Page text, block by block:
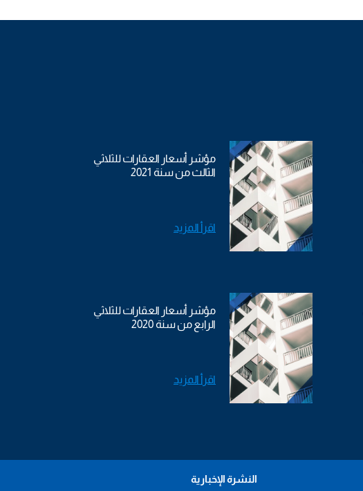
مؤشر أسعار العقارات للثلاثي
الثالث من سنة 2021
اقرأ المزيد
مؤشر أسعار العقارات للثلاثي
الرابع من سنة 2020
اقرأ المزيد
النشرة الإخبارية